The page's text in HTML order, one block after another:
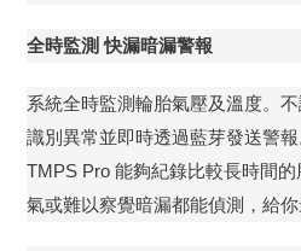
全時監測 快漏暗漏警報
系統全時監測輪胎氣壓及溫度。
識別異常並即時透過藍芽發送警
TMPS Pro 能夠紀錄比較長時間
氣或難以察覺暗漏都能偵測，給你